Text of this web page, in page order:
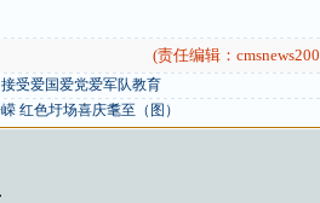
(责任编辑：
受爱国爱党爱军队教育
红色圩场喜庆耄至（图）